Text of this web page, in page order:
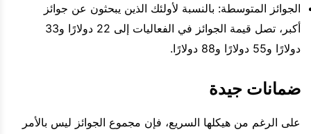
الجوائز المتوسطة: بالنسبة لأولئك الذين يبحثون عن جوائز
أكبر، تصل قيمة الجوائز في الفعاليات إلى 22 دولارًا و33
دولارًا و55 دولارًا و88 دولارًا.
ضمانات جيدة
على الرغم من هيكلها السريع، فإن مجموع الجوائز ليس بالأمر